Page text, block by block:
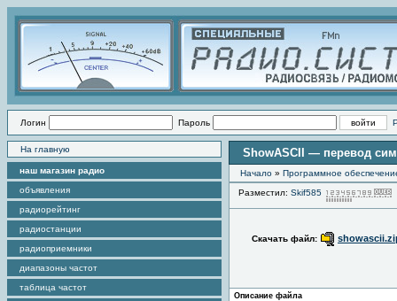
Логин Пароль
На главную
наш магазин радио
объявления
радиорейтинг
радиостанции
радиоприемники
диапазоны частот
таблица частот
ShowASCII — перевод
Начало » Программное
Разместил: Skif585
Скачать файл:
Описание файла